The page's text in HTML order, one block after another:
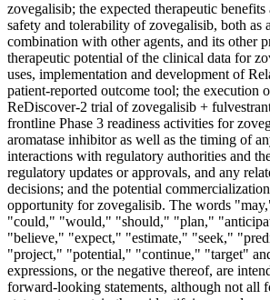
zovegalisib; the expected therapeutic
safety and tolerability of zovegalisib, both as
combination with other agents, and its other
therapeutic potential of the clinical data for
uses, implementation and development of
patient-reported outcome tool; the execution
ReDiscover-2 trial of zovegalisib +
frontline Phase 3 readiness activities for
aromatase inhibitor as well as the timing of
interactions with regulatory authorities and
regulatory updates or approvals, and any
decisions; and the potential
opportunity for zovegalisib. The words
"could," "would," "should," "plan,"
"believe," "expect," "estimate," "seek,"
"project," "potential," "continue," "target"
expressions, or the negative thereof, are
forward-looking statements, although not all